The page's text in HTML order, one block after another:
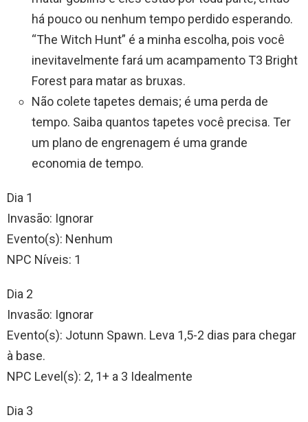
há pouco ou nenhum tempo perdido esperando.
“The Witch Hunt” é a minha escolha, pois você
inevitavelmente fará um acampamento T3 Bright
Forest para matar as bruxas.
Não colete tapetes demais; é uma perda de
tempo. Saiba quantos tapetes você precisa. Ter
um plano de engrenagem é uma grande
economia de tempo.
Dia 1
Invasão: Ignorar
Evento(s): Nenhum
NPC Níveis: 1
Dia 2
Invasão: Ignorar
Evento(s): Jotunn Spawn. Leva 1,5-2 dias para chegar
à base.
NPC Level(s): 2, 1+ a 3 Idealmente
Dia 3